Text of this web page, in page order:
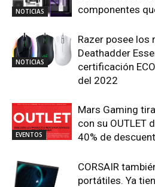
NOTICIAS
componentes
NOTICIAS
Razer posee los
Deathadder
certificación
del 2022
EVENTOS
Mars Gaming
con su OUTLET
40% de
CORSAIR
portátiles. Ya